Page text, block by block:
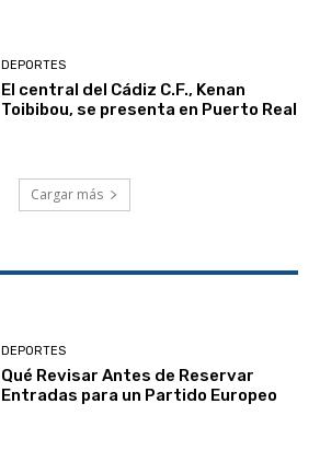
DEPORTES
El central del Cádiz C.F., Kenan
Toibibou, se presenta en Puerto Real
Cargar más
DEPORTES
Qué Revisar Antes de Reservar
Entradas para un Partido Europeo